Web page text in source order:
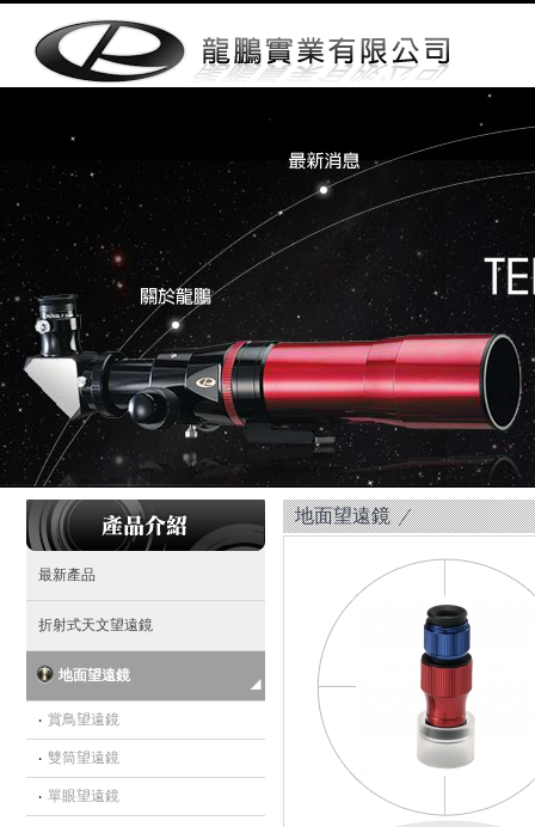
最新產品
折射式天文望遠鏡
地面望遠鏡
‧ 賞鳥望遠鏡
‧ 雙筒望遠鏡
‧ 單眼望遠鏡
地面望遠鏡